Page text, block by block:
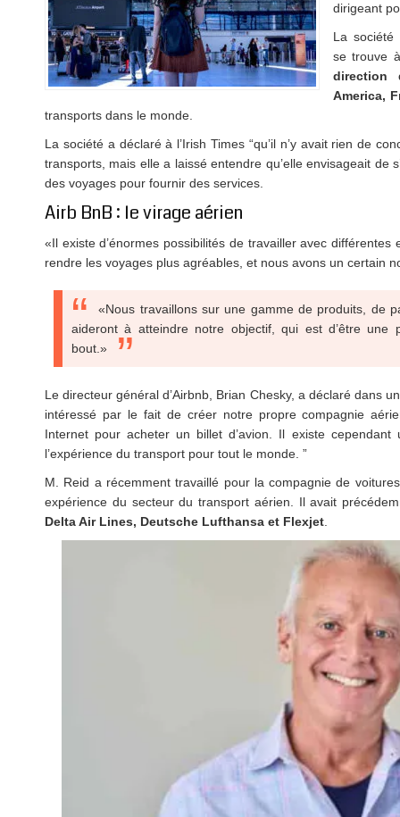
dirigeant
La société
se trouve
direction
America,
transports dans le monde.
La société a déclaré à l’Irish Times “qu’il n’y avait rien de
transports, mais elle a laissé entendre qu’elle envisageait de
des voyages pour fournir des services.
Airb BnB : le virage aérien
«Il existe d’énormes possibilités de travailler avec
rendre les voyages plus agréables, et nous avons un certain
«Nous travaillons sur une gamme de produits, de
aideront à atteindre notre objectif, qui est d’être une
bout.»
Le directeur général d’Airbnb, Brian Chesky, a déclaré dans
intéressé par le fait de créer notre propre compagnie
Internet pour acheter un billet d’avion. Il existe cependant
l’expérience du transport pour tout le monde. ”
M. Reid a récemment travaillé pour la compagnie de
expérience du secteur du transport aérien. Il avait
Delta Air Lines, Deutsche Lufthansa et Flexjet